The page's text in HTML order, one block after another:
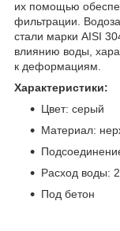
их помощью
фильтрации.
стали марки AISI
влиянию воды,
к деформациям.
Характеристики:
Цвет: серый
Материал:
Расход воды:
Под бетон